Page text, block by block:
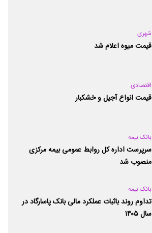
شهری
قیمت میوه اعلام شد
اقتصادی
قیمت انواع آجیل و خشکبار
بانک بیمه
سرپرست اداره کل روابط عمومی بیمه مرکزی
منصوب شد
بانک بیمه
تداوم روند باثبات عملکرد مالی بانک پاسارگاد در
سال ۱۴۰۵